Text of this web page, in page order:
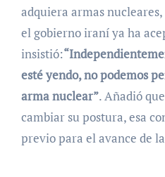
adquiera armas
el gobierno iraní ya ha
insistió:
esté yendo, no podemos
arma nuclear”. Añadió
cambiar su postura, esa
previo para el avance de